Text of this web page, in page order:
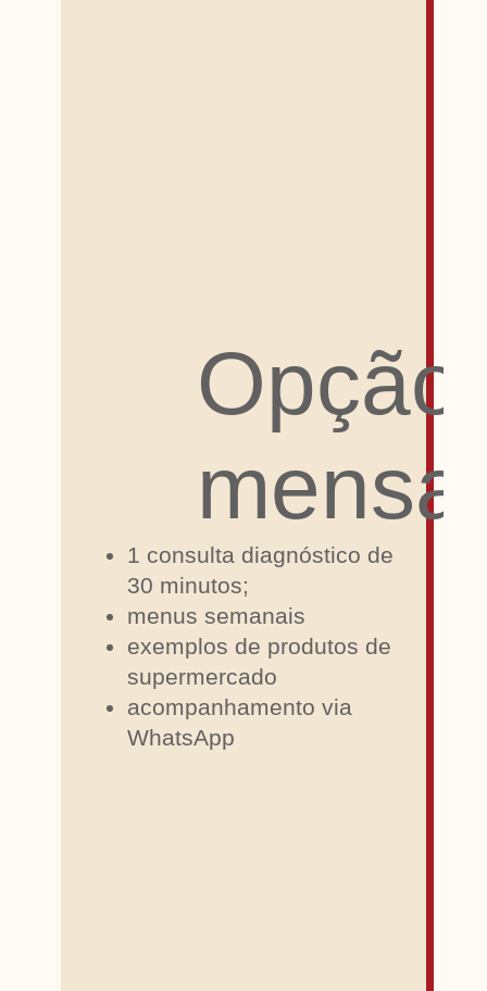
Opção
mensal
1 consulta diagnóstico de
30 minutos;
menus semanais
exemplos de produtos de
supermercado
acompanhamento via
WhatsApp